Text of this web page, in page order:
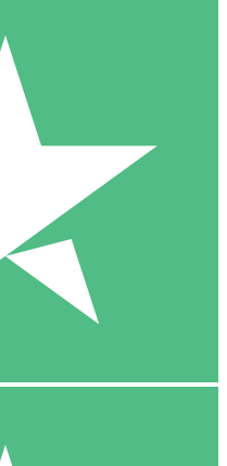
Individuales
descarga. Sin compromiso
00